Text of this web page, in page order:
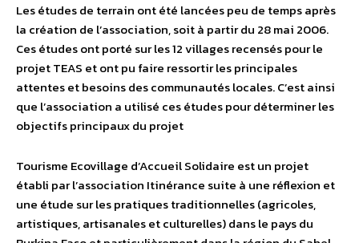
Les études de terrain ont été lancées peu de temps après
la création de l’association, soit à partir du 28 mai 2006.
Ces études ont porté sur les 12 villages recensés pour le
projet TEAS et ont pu faire ressortir les principales
attentes et besoins des communautés locales. C’est ainsi
que l’association a utilisé ces études pour déterminer les
objectifs principaux du projet
Tourisme Ecovillage d’Accueil Solidaire est un projet
établi par l’association Itinérance suite à une réflexion et
une étude sur les pratiques traditionnelles (agricoles,
artistiques, artisanales et culturelles) dans le pays du